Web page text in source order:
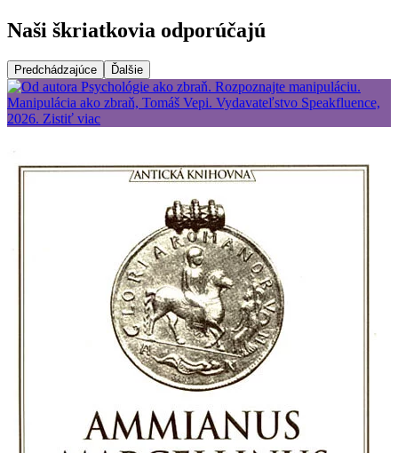
Naši škriatkovia odporúčajú
Predchádzajúce Ďalšie